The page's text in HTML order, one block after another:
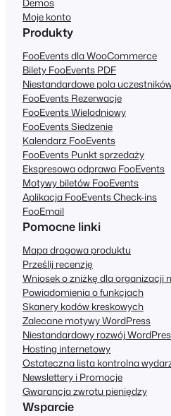
Moje konto
Produkty
FooEvents dla WooCommerce
Bilety FooEvents PDF
Niestandardowe pola
FooEvents Rezerwacje
FooEvents Wielodniowy
FooEvents Siedzenie
Kalendarz FooEvents
FooEvents Punkt sprzedaży
Ekspresowa odprawa FooEvents
Motywy biletów FooEvents
Aplikacja FooEvents Check-ins
FooEmail
Pomocne linki
Mapa drogowa produktu
Prześlij recenzję
Wniosek o zniżkę dla organizacji
Powiadomienia o funkcjach
Skanery kodów kreskowych
Zalecane motywy WordPress
Niestandardowy rozwój
Hosting internetowy
Ostateczna lista kontrolna
Newslettery i Promocje
Gwarancja zwrotu pieniędzy
Wsparcie